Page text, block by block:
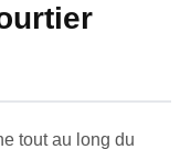
tout au long du